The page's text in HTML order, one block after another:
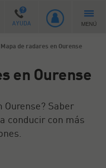
AYUDA MENÚ
Mapa de radares en Ourense
en Ourense
Ourense? Saber
conducir con más